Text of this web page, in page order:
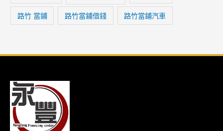
路竹 當鋪 路竹當鋪借錢 路竹當鋪汽車